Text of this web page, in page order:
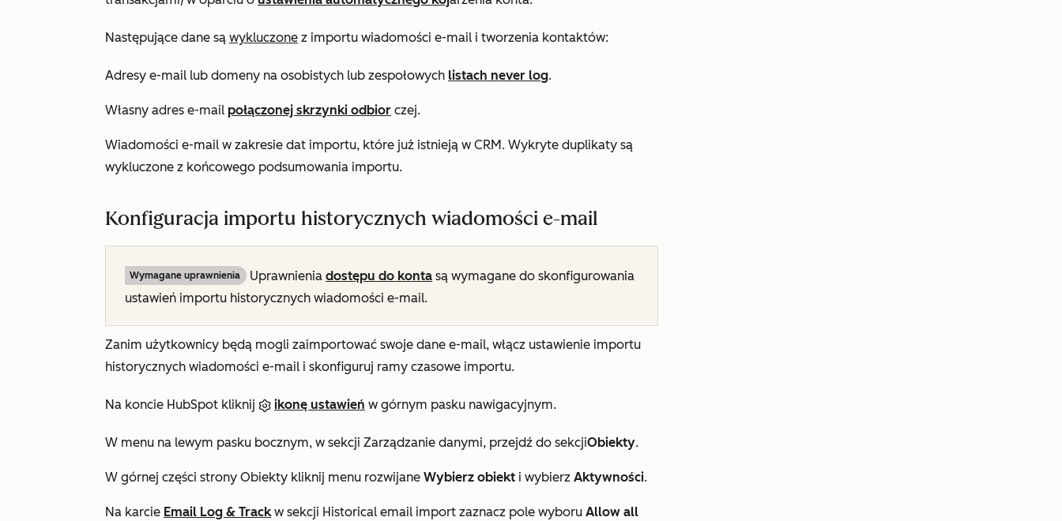
Następujące dane są wykluczone z importu wiadomości e-mail i tworzenia kontaktów:
Adresy e-mail lub domeny na osobistych lub zespołowych listach never log.
Własny adres e-mail połączonej skrzynki odbior czej.
Wiadomości e-mail w zakresie dat importu, które już istnieją w CRM. Wykryte duplikaty są
wykluczone z końcowego podsumowania importu.
Konfiguracja importu historycznych wiadomości e-mail
Wymagane uprawnienia Uprawnienia dostępu do konta są wymagane do skonfigurowania
ustawień importu historycznych wiadomości e-mail.
Zanim użytkownicy będą mogli zaimportować swoje dane e-mail, włącz ustawienie importu
historycznych wiadomości e-mail i skonfiguruj ramy czasowe importu.
Na koncie HubSpot kliknij ikonę ustawień w górnym pasku nawigacyjnym.
W menu na lewym pasku bocznym, w sekcji Zarządzanie danymi, przejdź do sekcjiObiekty.
W górnej części strony Obiekty kliknij menu rozwijane Wybierz obiekt i wybierz Aktywności.
Na karcie Email Log & Trackw sekcji Historical email import zaznacz pole wyboru Allow all